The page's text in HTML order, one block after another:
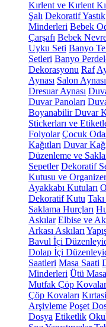
Kırlent ve Kırlent
Şalı Dekoratif Yastık
Minderleri Bebek
Çarşafı Bebek
Uyku Seti Banyo
Setleri Banyo
Dekorasyonu Raf
Aynası Salon Aynası
Dresuar Aynası
Duvar Panoları
Boyanabilir Duvar
Stickerları ve
Folyolar Çocuk
Kağıtları Duvar
Düzenleme ve
Sepetler Dekoratif
Kutusu ve
Ayakkabı Kutuları
Dekoratif Kutu
Saklama Hurçları
Askılar Elbise ve
Arkası Askıları
Bavul İçi
Dolap İçi
Saatleri Masa Saati
Minderleri Ütü
Mutfak Çöp
Çöp Kovaları
Arşivleme Poşet
Dosya Etiketlik